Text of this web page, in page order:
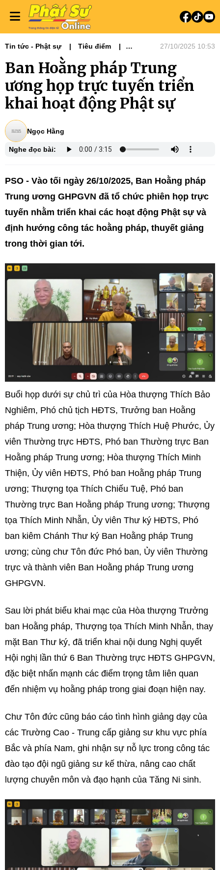
Tin tức - Phật sự
Tiêu điểm
13 Ban - Viện GHPGVN
Ban Hoằng pháp
27/10/2025 10:53
Ban Hoằng pháp Trung
ương họp trực tuyến triển
khai hoạt động Phật sự
Ngọc Hằng
Nghe đọc bài:
PSO - Vào tối ngày 26/10/2025, Ban Hoằng pháp
Trung ương GHPGVN đã tổ chức phiên họp trực
tuyến nhằm triển khai các hoạt động Phật sự và
định hướng công tác hoằng pháp, thuyết giảng
trong thời gian tới.
Buổi họp dưới sự chủ trì của Hòa thượng Thích Bảo
Nghiêm, Phó chủ tịch HĐTS, Trưởng ban Hoằng
pháp Trung ương; Hòa thượng Thích Huệ Phước, Ủy
viên Thường trực HĐTS, Phó ban Thường trực Ban
Hoằng pháp Trung ương; Hòa thượng Thích Minh
Thiện, Ủy viên HĐTS, Phó ban Hoằng pháp Trung
ương; Thượng tọa Thích Chiếu Tuệ, Phó ban
Thường trực Ban Hoằng pháp Trung ương; Thượng
tọa Thích Minh Nhẫn, Ủy viên Thư ký HĐTS, Phó
ban kiêm Chánh Thư ký Ban Hoằng pháp Trung
ương; cùng chư Tôn đức Phó ban, Ủy viên Thường
trực và thành viên Ban Hoằng pháp Trung ương
GHPGVN.
Sau lời phát biểu khai mạc của Hòa thượng Trưởng
ban Hoằng pháp, Thượng tọa Thích Minh Nhẫn, thay
mặt Ban Thư ký, đã triển khai nội dung Nghị quyết
Hội nghị lần thứ 6 Ban Thường trực HĐTS GHPGVN,
đặc biệt nhấn mạnh các điểm trọng tâm liên quan
đến nhiệm vụ hoằng pháp trong giai đoạn hiện nay.
Chư Tôn đức cũng báo cáo tình hình giảng dạy của
các Trường Cao - Trung cấp giảng sư khu vực phía
Bắc và phía Nam, ghi nhận sự nỗ lực trong công tác
đào tạo đội ngũ giảng sư kế thừa, nâng cao chất
lượng chuyên môn và đạo hạnh của Tăng Ni sinh.